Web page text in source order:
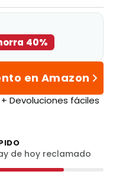
40%
en Amazon
Devoluciones fáciles
de hoy reclamado